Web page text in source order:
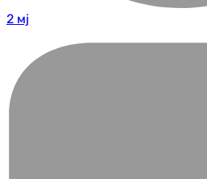
2 мј